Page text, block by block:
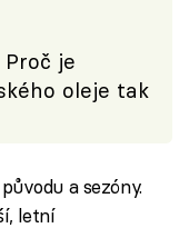
je
oleje tak
a sezóny.
letní